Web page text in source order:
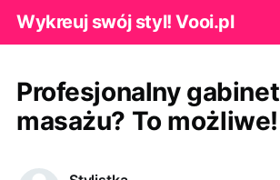
Wykreuj swój styl! Vooi.pl
Profesjonalny gabinet
masażu? To możliwe!